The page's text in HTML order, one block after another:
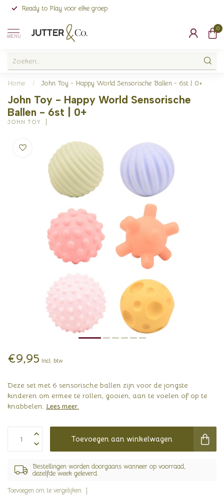
Ready to Play voor elke groep
MENU
0
Home / John Toy - Happy World Sensorische Ballen - 6st | 0+
John Toy - Happy World Sensorische
Ballen - 6st | 0+
JOHN TOY
€9,95 Incl. btw
Deze set met 6 sensorische ballen zijn voor de jongste
kinderen om ermee te rollen, gooien, aan te voelen of op te
knabbelen. Lees meer.
Toevoegen aan winkelwagen
Bestellingen worden doorgaans wanneer op voorraad,
dezelfde week geleverd.
Toevoegen om te vergelijken